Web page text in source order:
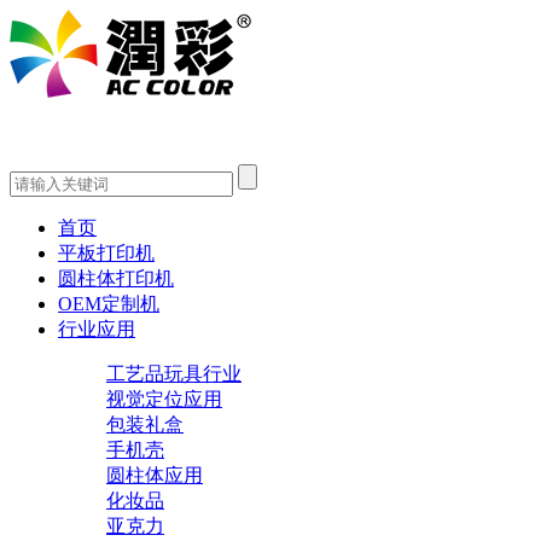
首页
平板打印机
圆柱体打印机
OEM定制机
行业应用
工艺品玩具行业
视觉定位应用
包装礼盒
手机壳
圆柱体应用
化妆品
亚克力